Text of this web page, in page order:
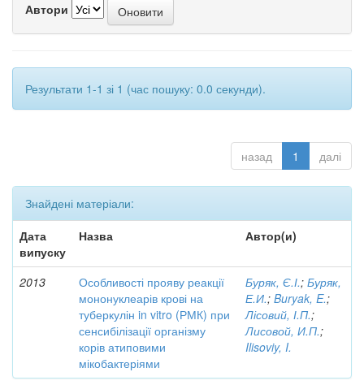
Автори
Результати 1-1 зі 1 (час пошуку: 0.0 секунди).
назад 1 далі
Знайдені матеріали:
Дата
випуску
Назва Автор(и)
2013
Особливості прояву реакції
мононуклеарів крові на
туберкулін in vitro (РМК) при
сенсибілізації організму
корів атиповими
мікобактеріями
Буряк, Є.І.; Буряк,
Е.И.; Buryak, E.;
Лісовий, І.П.;
Лисовой, И.П.;
Ilisoviy, I.